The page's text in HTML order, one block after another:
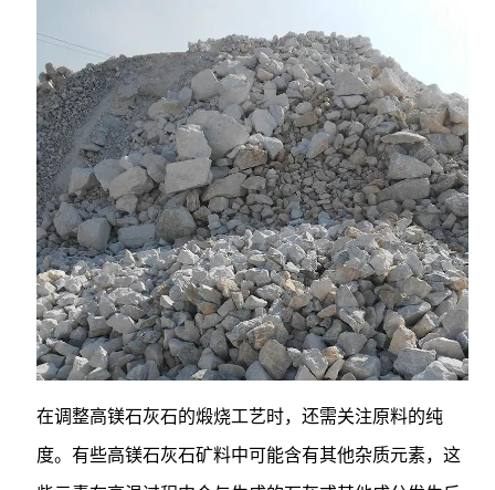
在调整高镁石灰石的煅烧工艺时，还需关注原料的纯
度。有些高镁石灰石矿料中可能含有其他杂质元素，这